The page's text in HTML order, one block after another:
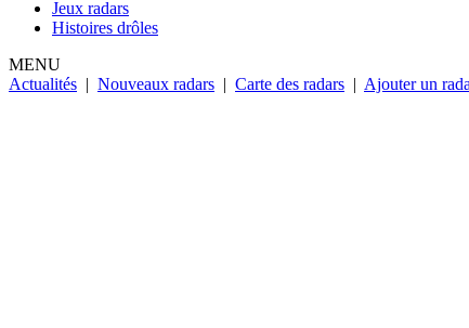
Jeux radars
Histoires drôles
MENU
Actualités | Nouveaux radars | Carte des radars | Ajouter un